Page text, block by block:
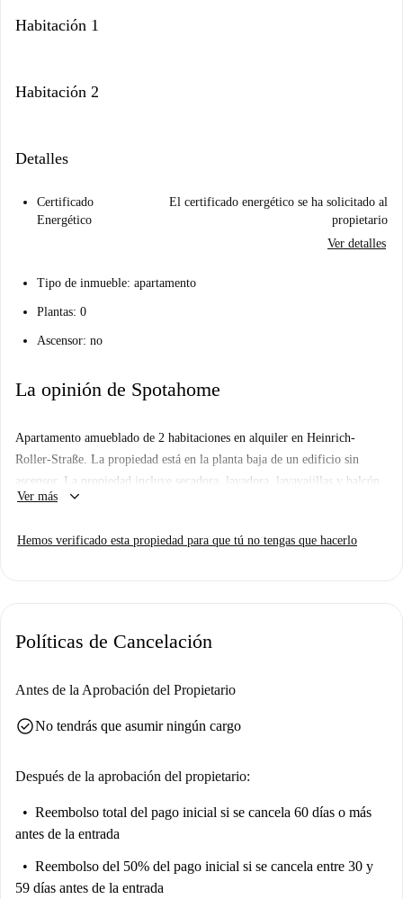
Habitación 1
Habitación 2
Detalles
Certificado
Energético
El certificado energético se ha solicitado al
propietario
Ver detalles
Tipo de inmueble: apartamento
Plantas: 0
Ascensor: no
La opinión de Spotahome
Apartamento amueblado de 2 habitaciones en alquiler en Heinrich-
Roller-Straße. La propiedad está en la planta baja de un edificio sin
ascensor. La propiedad incluye secadora, lavadora, lavavajillas y balcón.
Ver más
keyboard_arrow_down
Hemos verificado esta propiedad para que tú no tengas que hacerlo
Políticas de Cancelación
Antes de la Aprobación del Propietario
check_circleNo tendrás que asumir ningún cargo
Después de la aprobación del propietario:
Reembolso total del pago inicial si se cancela 60 días o más
antes de la entrada
Reembolso del 50% del pago inicial si se cancela entre 30 y
59 días antes de la entrada